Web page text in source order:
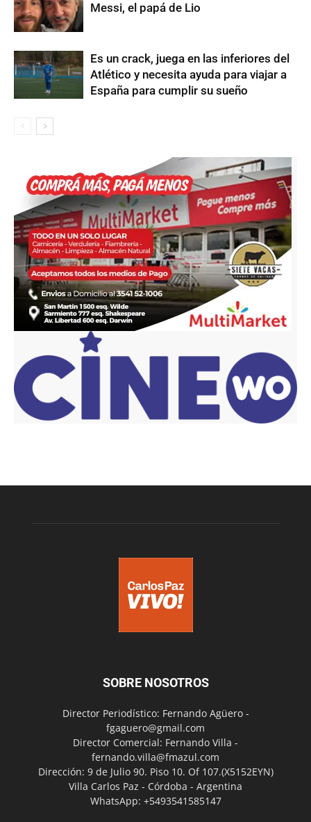
Messi, el papá de Lio
Es un crack, juega en las inferiores del
Atlético y necesita ayuda para viajar a
España para cumplir su sueño
SOBRE NOSOTROS
Director Periodístico: Fernando Agüero -
fgaguero@gmail.com
Director Comercial: Fernando Villa -
fernando.villa@fmazul.com
Dirección: 9 de Julio 90. Piso 10. Of 107.(X5152EYN)
Villa Carlos Paz - Córdoba - Argentina
WhatsApp: +5493541585147